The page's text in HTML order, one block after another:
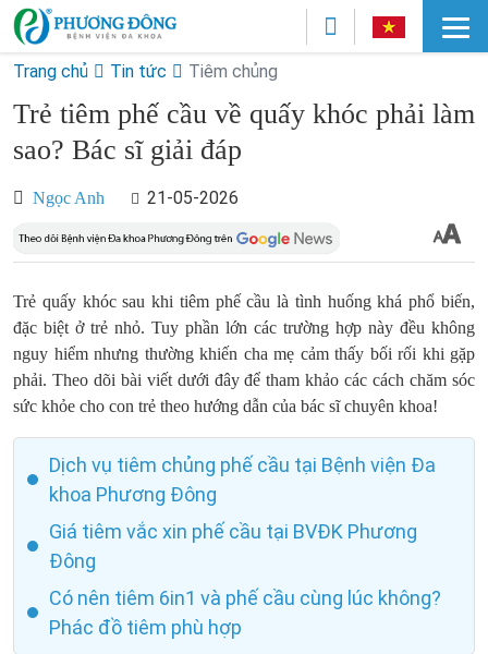
Trang chủ Tin tức Tiêm chủng
Trẻ tiêm phế cầu về quấy khóc phải làm
sao? Bác sĩ giải đáp
Ngọc Anh 21-05-2026
Trẻ quấy khóc sau khi tiêm phế cầu là tình huống khá phổ biến,
đặc biệt ở trẻ nhỏ. Tuy phần lớn các trường hợp này đều không
nguy hiểm nhưng thường khiến cha mẹ cảm thấy bối rối khi gặp
phải. Theo dõi bài viết dưới đây để tham khảo các cách chăm sóc
sức khỏe cho con trẻ theo hướng dẫn của bác sĩ chuyên khoa!
Dịch vụ tiêm chủng phế cầu tại Bệnh viện Đa
khoa Phương Đông
Giá tiêm vắc xin phế cầu tại BVĐK Phương
Đông
Có nên tiêm 6in1 và phế cầu cùng lúc không?
Phác đồ tiêm phù hợp